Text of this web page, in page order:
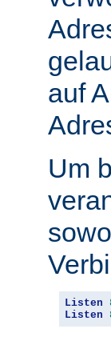
auf
Um
Listen
Listen